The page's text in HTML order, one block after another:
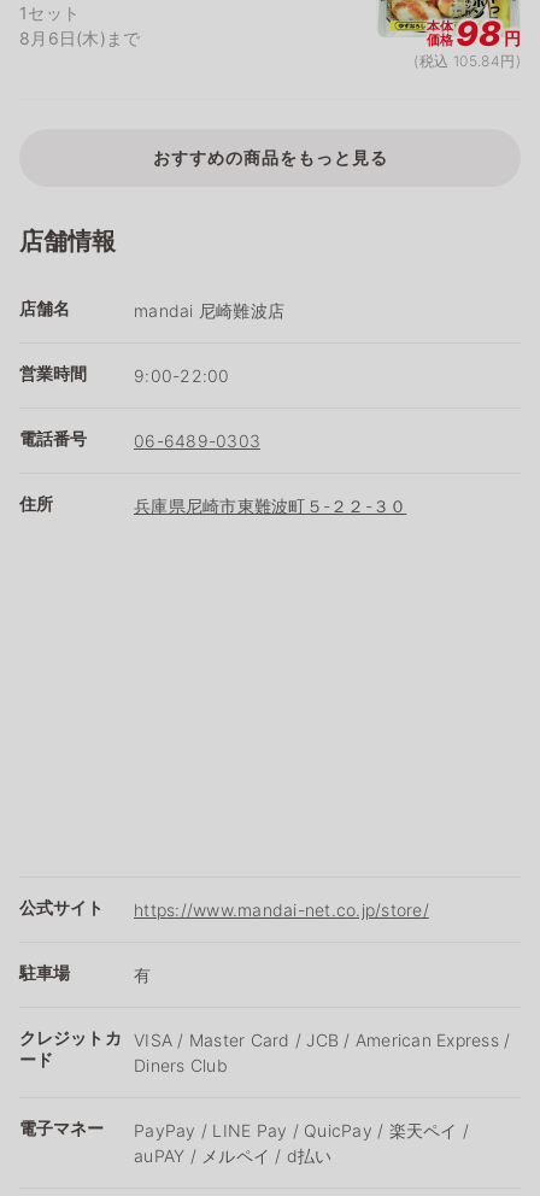
1セット
8月6日(木)まで
本体
価格98円
(税込 105.84円)
おすすめの商品をもっと見る
店舗情報
店舗名 mandai 尼崎難波店
営業時間 9:00-22:00
電話番号 06-6489-0303
住所 兵庫県尼崎市東難波町５-２２-３０
公式サイト https://www.mandai-net.co.jp/store/
駐車場 有
クレジットカ
ード
VISA / Master Card / JCB / American Express /
Diners Club
電子マネー
PayPay / LINE Pay / QuicPay / 楽天ペイ /
auPAY / メルペイ / d払い